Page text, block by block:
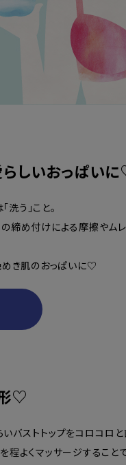
らしいおっぱい
う」こと。
め付けによる摩擦やム
き肌のおっぱいに♡
♡
バストトップをコロコロ
程よくマッサージするこ